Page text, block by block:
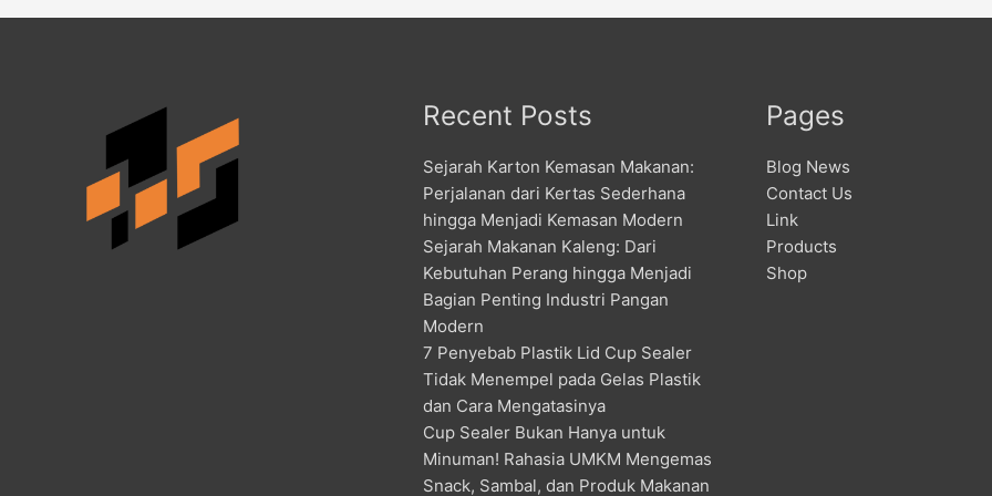
Recent Posts
Sejarah Karton Kemasan Makanan:
Perjalanan dari Kertas Sederhana
hingga Menjadi Kemasan Modern
Sejarah Makanan Kaleng: Dari
Kebutuhan Perang hingga Menjadi
Bagian Penting Industri Pangan
Modern
7 Penyebab Plastik Lid Cup Sealer
Tidak Menempel pada Gelas Plastik
dan Cara Mengatasinya
Cup Sealer Bukan Hanya untuk
Minuman! Rahasia UMKM Mengemas
Snack, Sambal, dan Produk Makanan
Pages
Blog News
Contact Us
Link
Products
Shop